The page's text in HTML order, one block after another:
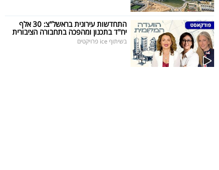
עקבו
אחרינו:
התחדשות עירונית בראשל"צ: 30 אלף
יח"ד בתכנון ומהפכה בתחבורה הציבורית
בשיתוף ice פרויקטים